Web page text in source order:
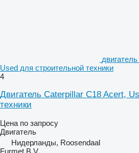
Used для строительной техники
4
Двигатель Caterpillar C18 Acert,
техники
Цена по запросу
Двигатель
Нидерланды, Roosendaal
Furmet B.V.